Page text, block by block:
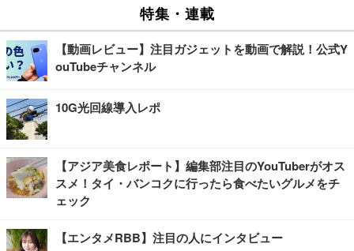
特集・連載
【動画レビュー】注目ガジェットを動画で解説！公式Y
ouTubeチャンネル
10G光回線導入レポ
【アジア美食レポート】編集部注目のYouTuberがオス
スメ！タイ・バンコクに行ったら食べたいグルメをチ
ェック
【エンタメRBB】注目の人にインタビュー